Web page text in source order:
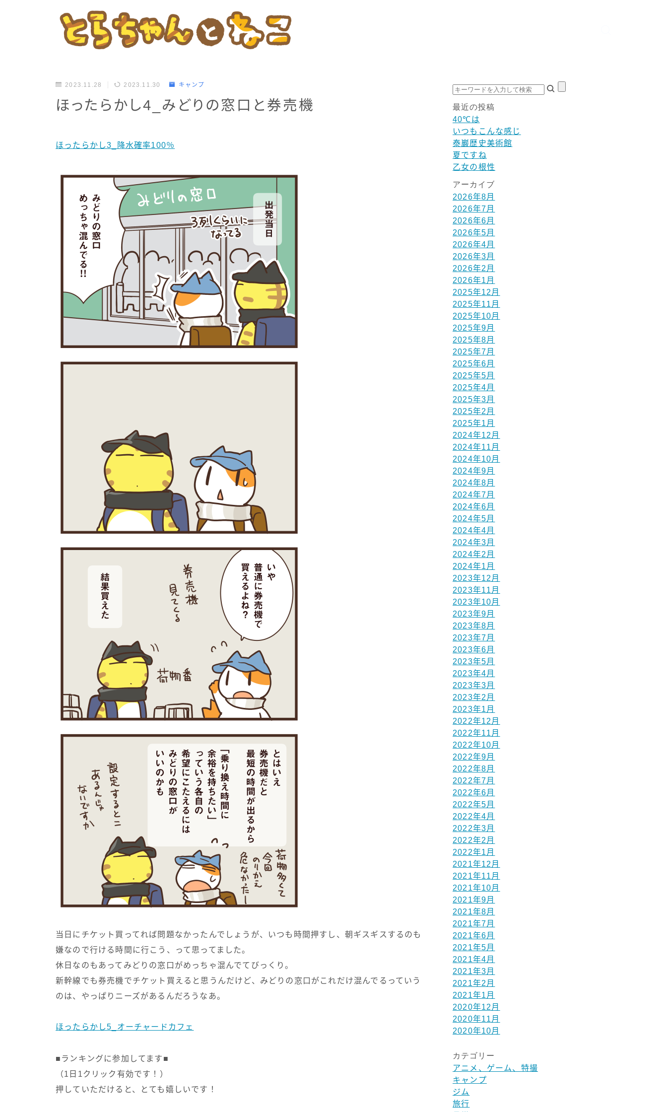
2023.11.28 2023.11.30 キャンプ
ほったらかし4_みどりの窓口と券売機
ほったらかし3_降水確率100％
当日にチケット買ってれば問題なかったんでしょうが、いつも時間押すし、朝ギスギスするのも
嫌なので行ける時間に行こう、って思ってました。
休日なのもあってみどりの窓口がめっちゃ混んでてびっくり。
新幹線でも券売機でチケット買えると思うんだけど、みどりの窓口がこれだけ混んでるっていう
のは、やっぱりニーズがあるんだろうなあ。
ほったらかし5_オーチャードカフェ
■ランキングに参加してます■
（1日1クリック有効です！）
押していただけると、とても嬉しいです！
最近の投稿
40℃は
いつもこんな感じ
泰巖歴史美術館
夏ですね
乙女の根性
アーカイブ
2026年8月
2026年7月
2026年6月
2026年5月
2026年4月
2026年3月
2026年2月
2026年1月
2025年12月
2025年11月
2025年10月
2025年9月
2025年8月
2025年7月
2025年6月
2025年5月
2025年4月
2025年3月
2025年2月
2025年1月
2024年12月
2024年11月
2024年10月
2024年9月
2024年8月
2024年7月
2024年6月
2024年5月
2024年4月
2024年3月
2024年2月
2024年1月
2023年12月
2023年11月
2023年10月
2023年9月
2023年8月
2023年7月
2023年6月
2023年5月
2023年4月
2023年3月
2023年2月
2023年1月
2022年12月
2022年11月
2022年10月
2022年9月
2022年8月
2022年7月
2022年6月
2022年5月
2022年4月
2022年3月
2022年2月
2022年1月
2021年12月
2021年11月
2021年10月
2021年9月
2021年8月
2021年7月
2021年6月
2021年5月
2021年4月
2021年3月
2021年2月
2021年1月
2020年12月
2020年11月
2020年10月
カテゴリー
アニメ、ゲーム、特撮
キャンプ
ジム
旅行